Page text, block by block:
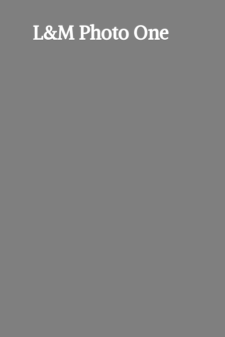
L&MPhoto One